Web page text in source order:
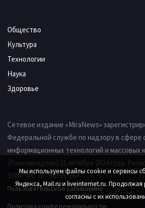
Общество
Культура
Технологии
Наука
Здоровье
Сетевое издание «MiraNews»
Федеральной службе по надзору в сфере
информационных технологий и массовых
(Роскомнадзор) 21 октября 2024 года.
ЭЛ № ФС 77 - 88395. 16+
Пользовательское соглашение
Политика конфеденциальности
Мы используем файлы cookie и сервисы
Яндекса, Mail.ru и liveinternet.ru.
согласны с их